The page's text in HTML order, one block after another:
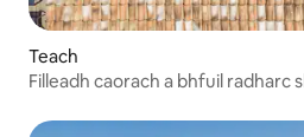
Teach
Filleadh caorach a bhfuil radharc